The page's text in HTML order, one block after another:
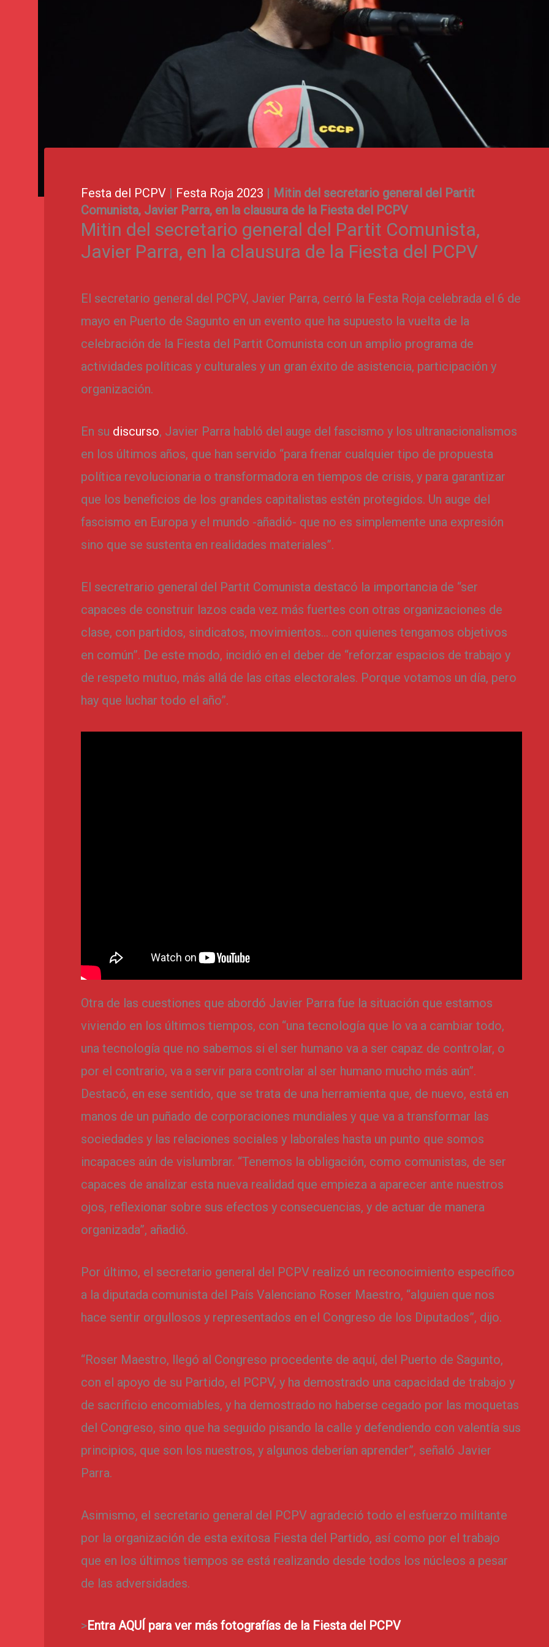
Festa del PCPV | Festa Roja 2023 | Mitin del secretario general del Partit
Comunista, Javier Parra, en la clausura de la Fiesta del PCPV
Mitin del secretario general del Partit Comunista,
Javier Parra, en la clausura de la Fiesta del PCPV
El secretario general del PCPV, Javier Parra, cerró la Festa Roja celebrada el 6 de
mayo en Puerto de Sagunto en un evento que ha supuesto la vuelta de la
celebración de la Fiesta del Partit Comunista con un amplio programa de
actividades políticas y culturales y un gran éxito de asistencia, participación y
organización.
En su discurso, Javier Parra habló del auge del fascismo y los ultranacionalismos
en los últimos años, que han servido “para frenar cualquier tipo de propuesta
política revolucionaria o transformadora en tiempos de crisis, y para garantizar
que los beneficios de los grandes capitalistas estén protegidos. Un auge del
fascismo en Europa y el mundo -añadió- que no es simplemente una expresión
sino que se sustenta en realidades materiales”.
El secretrario general del Partit Comunista destacó la importancia de “ser
capaces de construir lazos cada vez más fuertes con otras organizaciones de
clase, con partidos, sindicatos, movimientos… con quienes tengamos objetivos
en común”. De este modo, incidió en el deber de “reforzar espacios de trabajo y
de respeto mutuo, más allá de las citas electorales. Porque votamos un día, pero
hay que luchar todo el año”.
Otra de las cuestiones que abordó Javier Parra fue la situación que estamos
viviendo en los últimos tiempos, con “una tecnología que lo va a cambiar todo,
una tecnología que no sabemos si el ser humano va a ser capaz de controlar, o
por el contrario, va a servir para controlar al ser humano mucho más aún”.
Destacó, en ese sentido, que se trata de una herramienta que, de nuevo, está en
manos de un puñado de corporaciones mundiales y que va a transformar las
sociedades y las relaciones sociales y laborales hasta un punto que somos
incapaces aún de vislumbrar. “Tenemos la obligación, como comunistas, de ser
capaces de analizar esta nueva realidad que empieza a aparecer ante nuestros
ojos, reflexionar sobre sus efectos y consecuencias, y de actuar de manera
organizada”, añadió.
Por último, el secretario general del PCPV realizó un reconocimiento específico
a la diputada comunista del País Valenciano Roser Maestro, “alguien que nos
hace sentir orgullosos y representados en el Congreso de los Diputados”, dijo.
“Roser Maestro, llegó al Congreso procedente de aquí, del Puerto de Sagunto,
con el apoyo de su Partido, el PCPV, y ha demostrado una capacidad de trabajo y
de sacrificio encomiables, y ha demostrado no haberse cegado por las moquetas
del Congreso, sino que ha seguido pisando la calle y defendiendo con valentía sus
principios, que son los nuestros, y algunos deberían aprender”, señaló Javier
Parra.
Asimismo, el secretario general del PCPV agradeció todo el esfuerzo militante
por la organización de esta exitosa Fiesta del Partido, así como por el trabajo
que en los últimos tiempos se está realizando desde todos los núcleos a pesar
de las adversidades.
>Entra AQUÍ para ver más fotografías de la Fiesta del PCPV